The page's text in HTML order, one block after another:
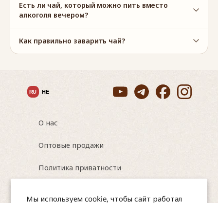
Мы используем cookie, чтобы сайт работал
Есть ли чай, который можно пить вместо
алкоголя вечером?
Как правильно заварить чай?
О нас
Оптовые продажи
Политика приватности
RU HE